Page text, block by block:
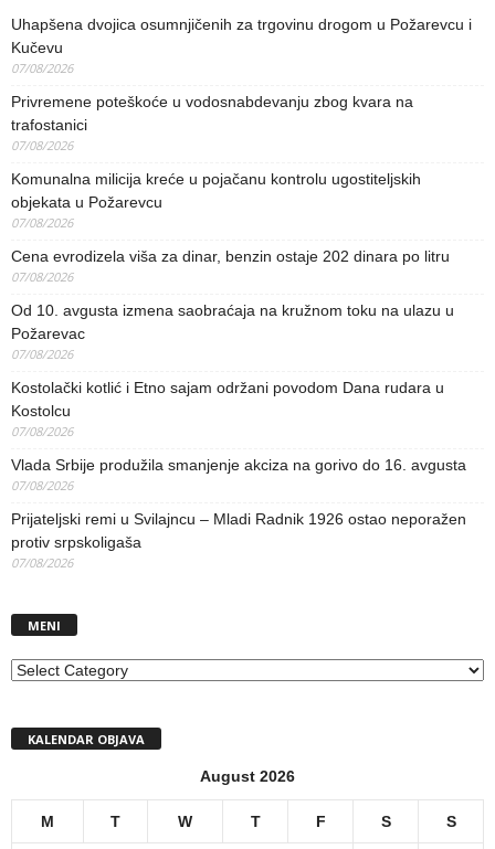
Uhapšena dvojica osumnjičenih za trgovinu drogom u Požarevcu i
Kučevu
07/08/2026
Privremene poteškoće u vodosnabdevanju zbog kvara na
trafostanici
07/08/2026
Komunalna milicija kreće u pojačanu kontrolu ugostiteljskih
objekata u Požarevcu
07/08/2026
Cena evrodizela viša za dinar, benzin ostaje 202 dinara po litru
07/08/2026
Od 10. avgusta izmena saobraćaja na kružnom toku na ulazu u
Požarevac
07/08/2026
Kostolački kotlić i Etno sajam održani povodom Dana rudara u
Kostolcu
07/08/2026
Vlada Srbije produžila smanjenje akciza na gorivo do 16. avgusta
07/08/2026
Prijateljski remi u Svilajncu – Mladi Radnik 1926 ostao neporažen
protiv srpskoligaša
07/08/2026
MENI
MENI
KALENDAR OBJAVA
August 2026
M T W T F S S